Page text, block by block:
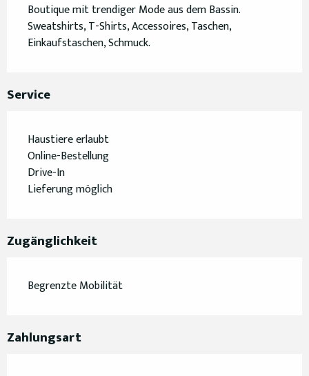
Boutique mit trendiger Mode aus dem Bassin.
Sweatshirts, T-Shirts, Accessoires, Taschen,
Einkaufstaschen, Schmuck.
Service
Haustiere erlaubt
Online-Bestellung
Drive-In
Lieferung möglich
Zugänglichkeit
Begrenzte Mobilität
Zahlungsart